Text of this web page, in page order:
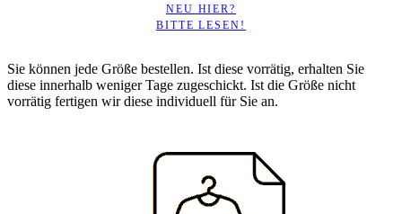
NEU HIER?
BITTE LESEN!
Sie können jede Größe bestellen. Ist diese vorrätig, erhalten Sie
diese innerhalb weniger Tage zugeschickt. Ist die Größe nicht
vorrätig fertigen wir diese individuell für Sie an.